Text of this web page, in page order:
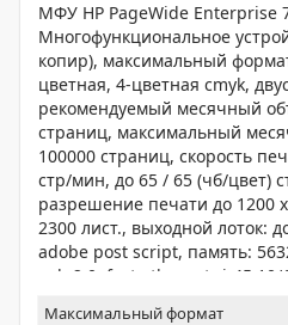
МФУ HP PageWide Enterprise
Многофункциональное
копир), максимальный
цветная, 4-цветная cmyk,
рекомендуемый месячный
страниц, максимальный
100000 страниц, скорость
стр/мин, до 65 / 65 (чб/цвет)
разрешение печати до 1200
2300 лист., выходной лоток:
adobe post script, память:
usb 2.0; fast ethernet rj-45
жк-дисплей, устройство
Максимальный формат